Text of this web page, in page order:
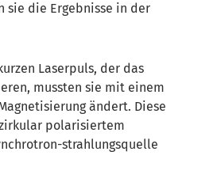
sie die Ergebnisse in der
Laserpuls, der das
mussten sie mit einem
ändert. Diese
polarisiertem
strahlungsquelle